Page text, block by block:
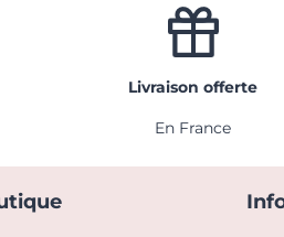
Livraison offerte
En France